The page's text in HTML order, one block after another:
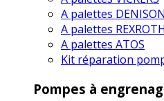
A palettes DENISON
A palettes REXROTH
A palettes ATOS
Kit réparation
Pompes à